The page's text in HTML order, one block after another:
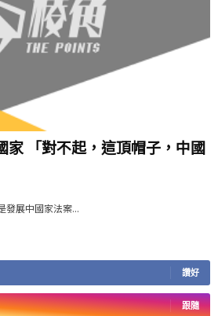
家 「對不起，這頂帽子，中國
發展中國家法案...
讚好
跟隨